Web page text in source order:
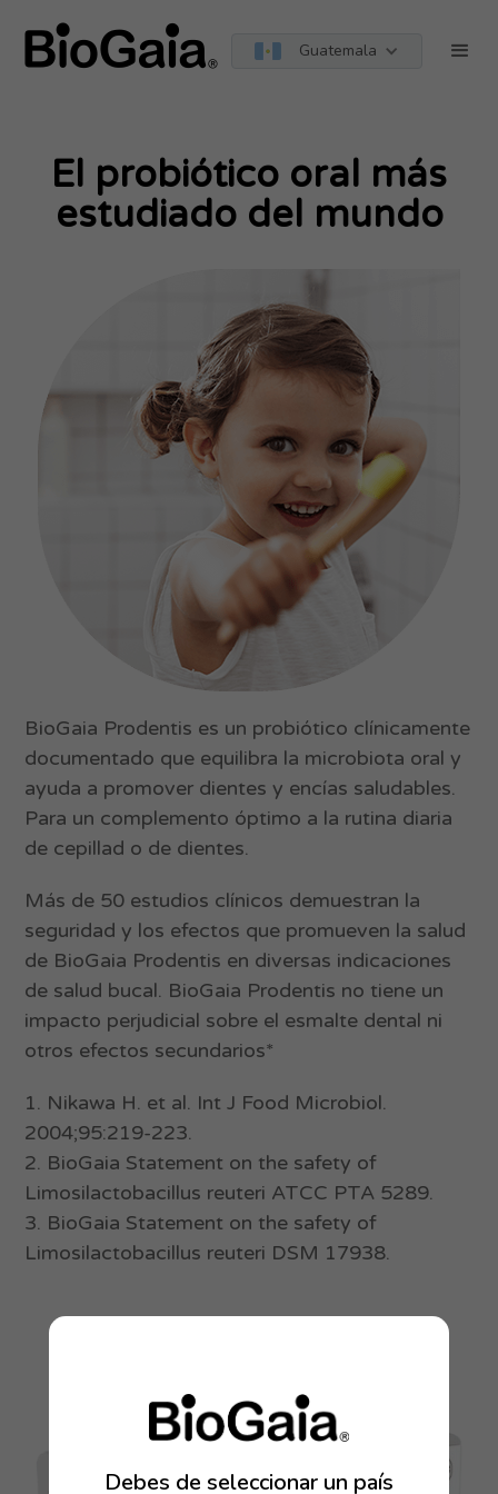
Guatemala
Debes de seleccionar un país
El probiótico oral más
estudiado del mundo
BioGaia Prodentis es un probiótico clínicamente
documentado que equilibra la microbiota oral y
ayuda a promover dientes y encías saludables.
Para un complemento óptimo a la rutina diaria
de cepillad o de dientes.
Más de 50 estudios clínicos demuestran la
seguridad y los efectos que promueven la salud
de BioGaia Prodentis en diversas indicaciones
de salud bucal. BioGaia Prodentis no tiene un
impacto perjudicial sobre el esmalte dental ni
otros efectos secundarios*
1. Nikawa H. et al. Int J Food Microbiol.
2004;95:219-223.
2. BioGaia Statement on the safety of
Limosilactobacillus reuteri ATCC PTA 5289.
3. BioGaia Statement on the safety of
Limosilactobacillus reuteri DSM 17938.